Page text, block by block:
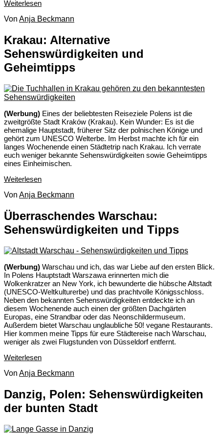
Weiterlesen
Von Anja Beckmann
Krakau: Alternative
Sehenswürdigkeiten und
Geheimtipps
(Werbung) Eines der beliebtesten Reiseziele Polens ist die
zweitgrößte Stadt Kraków (Krakau). Kein Wunder: Es ist die
ehemalige Hauptstadt, früherer Sitz der polnischen Könige und
gehört zum UNESCO Welterbe. Im Herbst machte ich für ein
langes Wochenende einen Städtetrip nach Krakau. Ich verrate
euch weniger bekannte Sehenswürdigkeiten sowie Geheimtipps
eines Einheimischen.
Weiterlesen
Von Anja Beckmann
Überraschendes Warschau:
Sehenswürdigkeiten und Tipps
(Werbung) Warschau und ich, das war Liebe auf den ersten Blick.
In Polens Hauptstadt Warszawa erinnerten mich die
Wolkenkratzer an New York, ich bewunderte die hübsche Altstadt
(UNESCO-Weltkulturerbe) und das prachtvolle Königsschloss.
Neben den bekannten Sehenswürdigkeiten entdeckte ich an
diesem Wochenende auch einen der größten Dachgärten
Europas, eine Strandbar oder das Neonschildermuseum.
Außerdem bietet Warschau unglaubliche 50! vegane Restaurants.
Hier kommen meine Tipps für eure Städtereise nach Warschau,
weniger als zwei Flugstunden von Düsseldorf entfernt.
Weiterlesen
Von Anja Beckmann
Danzig, Polen: Sehenswürdigkeiten
der bunten Stadt